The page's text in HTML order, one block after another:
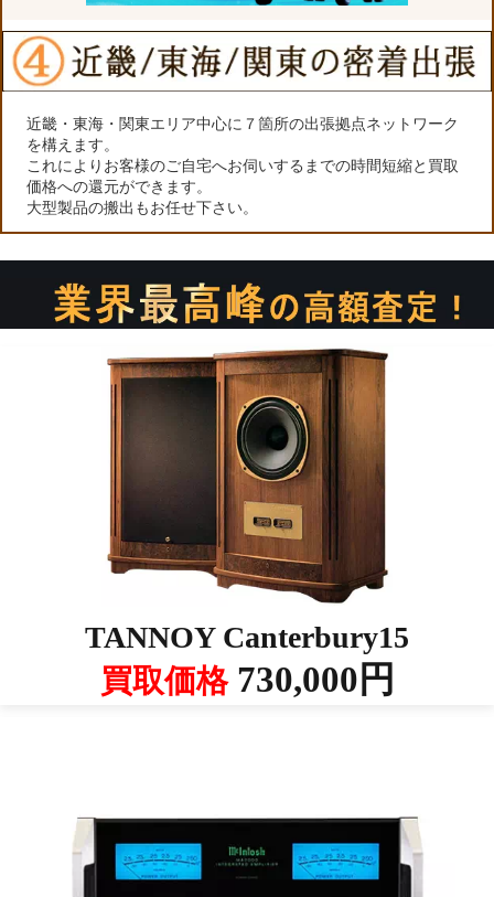
近畿・東海・関東エリア中心に７箇所の出張拠点ネットワーク
を構えます。
これによりお客様のご自宅へお伺いするまでの時間短縮と買取
価格への還元ができます。
大型製品の搬出もお任せ下さい。
TANNOY Canterbury15
買取価格730,000円